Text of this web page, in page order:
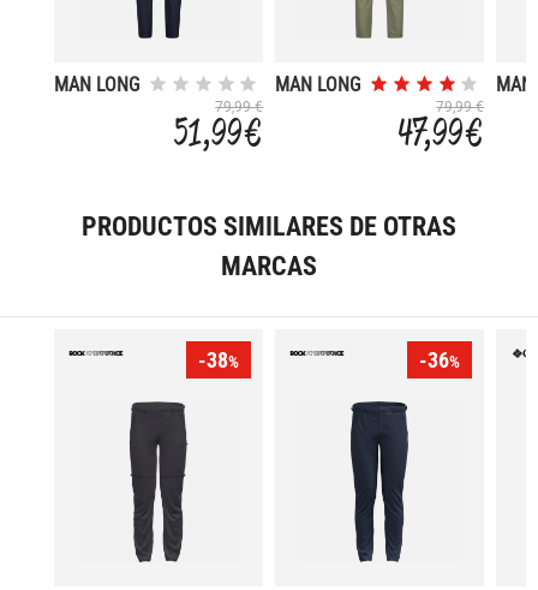
MAN LONG
79,99 €
51,99 €
MAN LONG
79,99 €
47,99 €
MAN
PRODUCTOS SIMILARES DE OTRAS
MARCAS
-38% -36%